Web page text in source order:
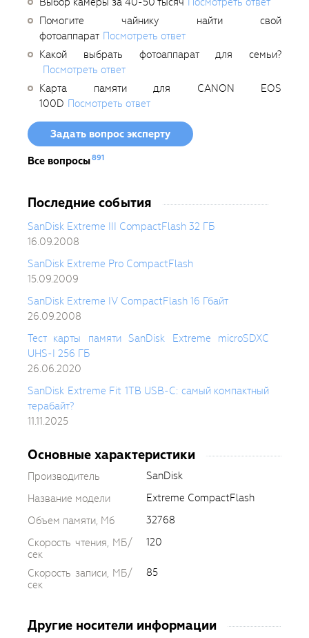
Помогите чайнику найти свой
фотоаппарат Посмотреть ответ
Какой выбрать фотоаппарат для семьи?
Посмотреть ответ
Карта памяти для CANON EOS
100D Посмотреть ответ
Задать вопрос эксперту
Все вопросы891
Последние события
SanDisk Extreme III CompactFlash 32 ГБ
16.09.2008
SanDisk Extreme Pro CompactFlash
15.09.2009
SanDisk Extreme IV CompactFlash 16 Гбайт
26.09.2008
Тест карты памяти SanDisk Extreme microSDXC
UHS-I 256 ГБ
26.06.2020
SanDisk Extreme Fit 1TB USB-C: самый компактный
терабайт?
11.11.2025
Основные характеристики
Производитель
SanDisk
Название модели
Extreme CompactFlash
Объем памяти, Мб
32768
Скорость чтения, МБ/
сек
120
Скорость записи, МБ/
сек
85
Другие носители информации